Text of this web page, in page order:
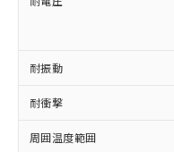
耐振動
耐衝撃
周囲温度範囲
在庫状況
記載して
タに基づ
覧された
準価格と
正式な納
様のお取
むを得ず変更す
六価クロム(Cr(Ⅵ))
類(PBB) 1000ppm
(PBDE) 1000ppm以
ル) (DEHP)(別名：
ルベンジル（BBP）
「－」：未確認
*中国RoHS10物質の
Pb(鉛) :1000ppm、
Cr(Ⅵ)(六価クロム) :
DBP(フタル酸ジブチ
為替およ
（以下｢規
または国
国政府の
可)を取得
当社は規
全に破砕
一定